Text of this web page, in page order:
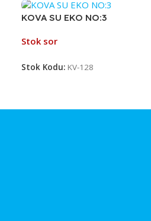
KOVA SU EKO NO:3
Stok sor
Stok Kodu: KV-128